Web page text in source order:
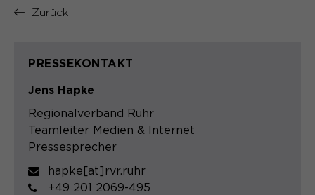
Zurück
PRESSEKONTAKT
Jens Hapke
Regionalverband Ruhr
Teamleiter Medien & Internet
Pressesprecher
hapke[at]rvr.ruhr
+49 201 2069-495